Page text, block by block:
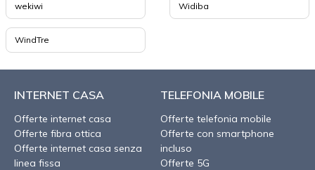
wekiwi Widiba
WindTre
INTERNET CASA
Offerte internet casa
Offerte fibra ottica
Offerte internet casa senza
linea fissa
TELEFONIA MOBILE
Offerte telefonia mobile
Offerte con smartphone
incluso
Offerte 5G